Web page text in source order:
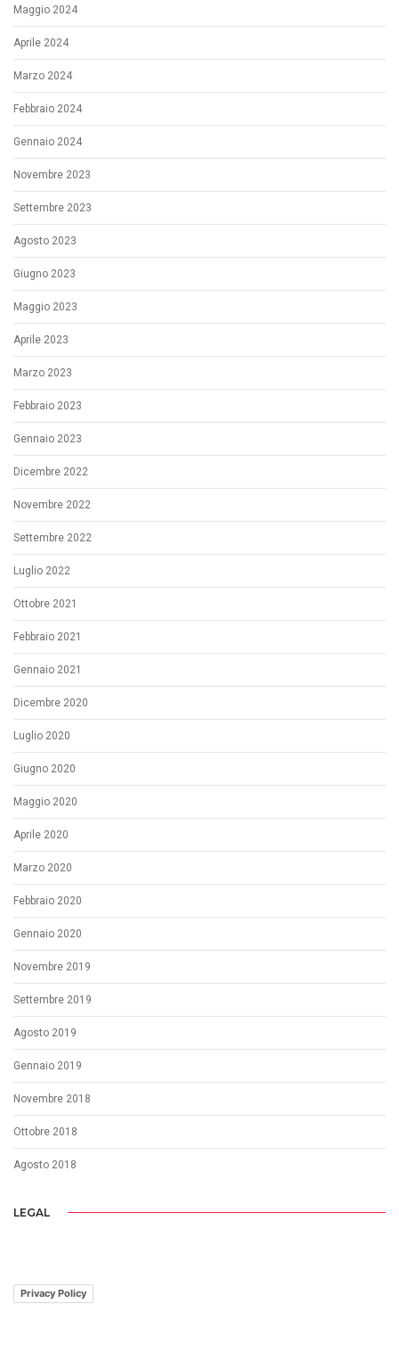
Maggio 2024
Aprile 2024
Marzo 2024
Febbraio 2024
Gennaio 2024
Novembre 2023
Settembre 2023
Agosto 2023
Giugno 2023
Maggio 2023
Aprile 2023
Marzo 2023
Febbraio 2023
Gennaio 2023
Dicembre 2022
Novembre 2022
Settembre 2022
Luglio 2022
Ottobre 2021
Febbraio 2021
Gennaio 2021
Dicembre 2020
Luglio 2020
Giugno 2020
Maggio 2020
Aprile 2020
Marzo 2020
Febbraio 2020
Gennaio 2020
Novembre 2019
Settembre 2019
Agosto 2019
Gennaio 2019
Novembre 2018
Ottobre 2018
Agosto 2018
LEGAL
Privacy Policy